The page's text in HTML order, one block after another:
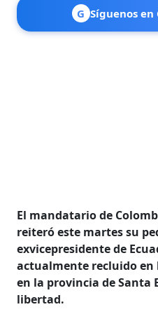
G Síguenos en
El mandatario de
reiteró este martes su
exvicepresidente de
actualmente recluido en
en la provincia de Santa
libertad.